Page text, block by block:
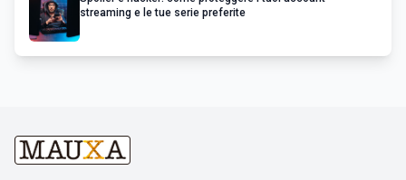
streaming e le tue serie preferite